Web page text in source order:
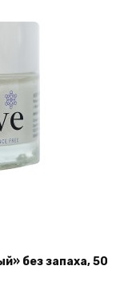
без запаха, 50